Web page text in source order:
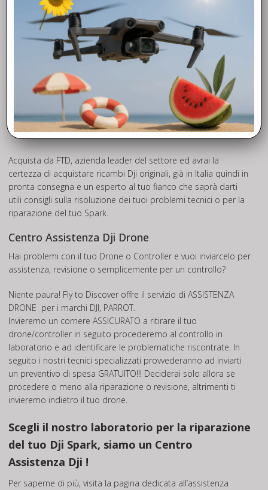
Rivenditori ufficiali Master Airscrew
Siamo rivenditori Ufficiali Master Airscrew e puoi acquistarle
direttamente presso il nostro Negozio droni a Roma o tramite
il nostro E-Commerce.
Acquista da FTD, azienda leader del settore ed avrai la
certezza di acquistare ricambi Dji originali, già in Italia quindi in
pronta consegna e un esperto al tuo fianco che saprà darti
utili consigli sulla risoluzione dei tuoi problemi tecnici o per la
riparazione del tuo Spark.
Centro Assistenza Dji Drone
Hai problemi con il tuo Drone o Controller e vuoi inviarcelo per
assistenza, revisione o semplicemente per un controllo?
Niente paura! Fly to Discover offre il servizio di ASSISTENZA
DRONE per i marchi DJI, PARROT.
Invieremo un corriere ASSICURATO a ritirare il tuo
drone/controller in seguito procederemo al controllo in
laboratorio e ad identificare le problematiche riscontrate. In
seguito i nostri tecnici specializzati provvederanno ad inviarti
un preventivo di spesa GRATUITO!!! Deciderai solo allora se
procedere o meno alla riparazione o revisione, altrimenti ti
invieremo indietro il tuo drone.
Scegli il nostro laboratorio per la riparazione
del tuo Dji Spark, siamo un Centro
Assistenza Dji !
Per saperne di più, visita la pagina dedicata all’assistenza